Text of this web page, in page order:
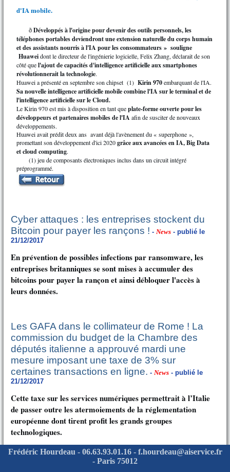
d'IA mobile.
ð Développés à l'origine pour devenir des outils personnels, les
téléphones portables deviendront une extension naturelle du corps humain
et des assistants nourris à l'IA pour les consommateurs » souligne
Huaweidont le directeur de l'ingénierie logicielle, Felix Zhang, déclarait de son
côté quel'ajout de capacités d'intelligence artificielle aux smartphones
révolutionnerait la technologie.
Huawei a présenté en septembre son chipset (1) Kirin 970embarquant de l'IA.
Sa nouvelle intelligence artificielle mobile combine l'IA sur le terminal et de
l'intelligence artificielle sur le Cloud.
Le Kirin 970 est mis à disposition en tant queplate-forme ouverte pour les
développeurs et partenaires mobiles de l'IA afin de susciter de nouveaux
développements.
Huawei avait prédit deux ans avant déjà l'avènement du « superphone »,
promettant son développement d'ici 2020grâce aux avancées en IA, Big Data
et cloud computing.
(1)jeu de composants électroniques inclus dans un circuit intégré
préprogrammé.
Cyber attaques : les entreprises stockent du
Bitcoin pour payer les rançons ! - News - publié le
21/12/2017
En prévention de possibles infections par ransomware, les
entreprises britanniques se sont mises à accumuler des
bitcoins pour payer la rançon et ainsi débloquer l'accès à
leurs données.
Les GAFA dans le collimateur de Rome ! La
commission du budget de la Chambre des
députés italienne a approuvé mardi une
mesure imposant une taxe de 3% sur
certaines transactions en ligne. - News - publié le
21/12/2017
Cette taxe sur les services numériques permettrait à l’Italie
de passer outre les atermoiements de la réglementation
européenne dont tirent profit les grands groupes
technologiques.
Frédéric Hourdeau - 06.63.93.01.16 - f.hourdeau@aiservice.fr
- Paris 75012